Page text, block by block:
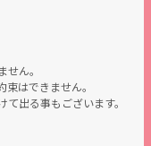
ん。
はできません。
出る事もございます。